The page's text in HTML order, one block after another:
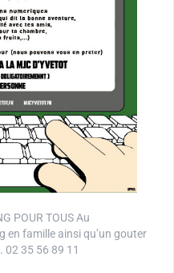
POUR TOUS Au
en famille ainsi qu’un gouter
02 35 56 89 11